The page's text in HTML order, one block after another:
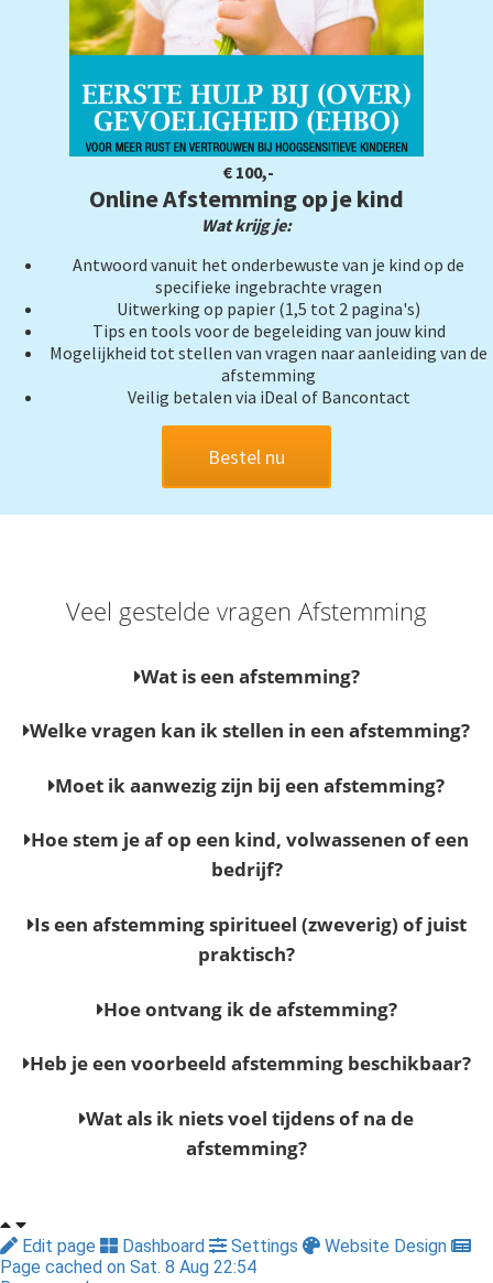
€ 100,-
Online Afstemming op je kind
Wat krijg je:
Antwoord vanuit het onderbewuste van je kind op de
specifieke ingebrachte vragen
Uitwerking op papier (1,5 tot 2 pagina's)
Tips en tools voor de begeleiding van jouw kind
Mogelijkheid tot stellen van vragen naar aanleiding van de
afstemming
Veilig betalen via iDeal of Bancontact
Bestel nu
Veel gestelde vragen Afstemming
Wat is een afstemming?
Welke vragen kan ik stellen in een afstemming?
Moet ik aanwezig zijn bij een afstemming?
Hoe stem je af op een kind, volwassenen of een
bedrijf?
Is een afstemming spiritueel (zweverig) of juist
praktisch?
Hoe ontvang ik de afstemming?
Heb je een voorbeeld afstemming beschikbaar?
Wat als ik niets voel tijdens of na de
afstemming?
Edit page Dashboard Settings
Website Design
Page cached on Sat. 8 Aug 22:54